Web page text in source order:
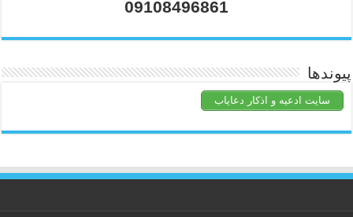
09108496861
پیوندها
سایت ادعیه و اذکار دعایاب